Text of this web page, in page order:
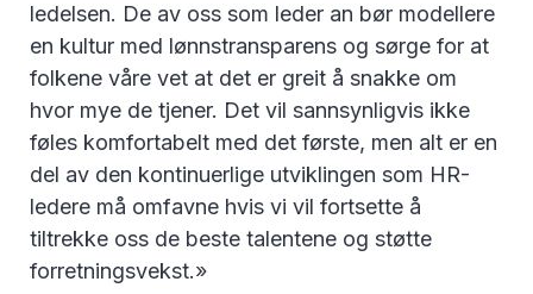
ledelsen. De av oss som leder an bør modellere
en kultur med lønnstransparens og sørge for at
folkene våre vet at det er greit å snakke om
hvor mye de tjener. Det vil sannsynligvis ikke
føles komfortabelt med det første, men alt er en
del av den kontinuerlige utviklingen som HR-
ledere må omfavne hvis vi vil fortsette å
tiltrekke oss de beste talentene og støtte
forretningsvekst.»